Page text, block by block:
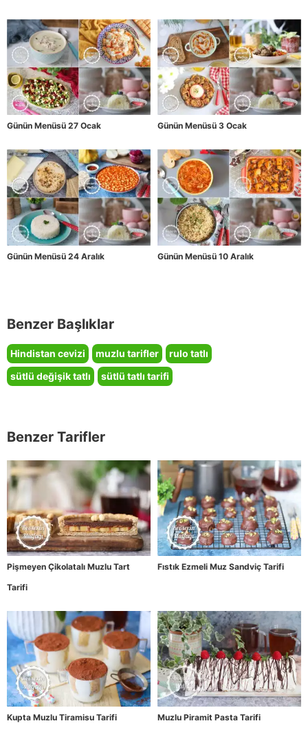
Günün Menüsü 27 Ocak Günün Menüsü 3 Ocak
Günün Menüsü 24 Aralık Günün Menüsü 10 Aralık
Benzer Başlıklar
Hindistan cevizi muzlu tarifler
rulo tatlı
sütlü değişik tatlı
sütlü tatlı tarifi
Benzer Tarifler
Pişmeyen Çikolatalı Muzlu Tart
Tarifi
Fıstık Ezmeli Muz Sandviç Tarifi
Kupta Muzlu Tiramisu Tarifi Muzlu Piramit Pasta Tarifi